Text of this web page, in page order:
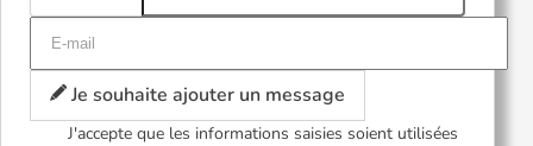
Je souhaite ajouter un message
J'accepte que les informations saisies soient utilisées